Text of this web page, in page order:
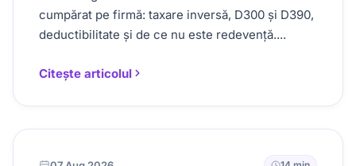
cumpărat pe firmă: taxare inversă, D300 și D390,
deductibilitate și de ce nu este redevență....
Citește articolul